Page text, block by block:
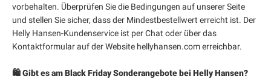
vorbehalten. Überprüfen Sie die Bedingungen auf unserer Seite
und stellen Sie sicher, dass der Mindestbestellwert erreicht ist. Der
Helly Hansen-Kundenservice ist per Chat oder über das
Kontaktformular auf der Website hellyhansen.com erreichbar.
🛍️ Gibt es am Black Friday Sonderangebote bei Helly Hansen?